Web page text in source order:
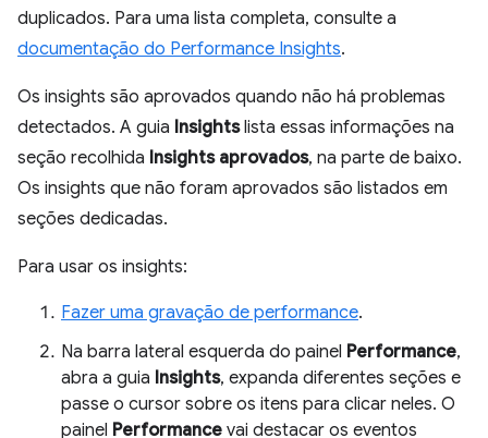
duplicados. Para uma lista completa, consulte a
documentação do Performance Insights.
Os insights são aprovados quando não há problemas
detectados. A guia Insightslista essas informações na
seção recolhida Insights aprovados, na parte de baixo.
Os insights que não foram aprovados são listados em
seções dedicadas.
Para usar os insights:
Fazer uma gravação de performance.
Na barra lateral esquerda do painel Performance,
abra a guia Insights, expanda diferentes seções e
passe o cursor sobre os itens para clicar neles. O
painel Performance vai destacar os eventos